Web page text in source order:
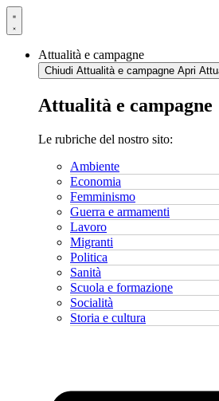
Vai
al
Attualità e campagne
Chiudi Attualità e campagne Apri
Attualità e campagne
Le rubriche del nostro sito:
Ambiente
Economia
Femminismo
Guerra e armamenti
Lavoro
Migranti
Politica
Sanità
Scuola e formazione
Socialità
Storia e cultura